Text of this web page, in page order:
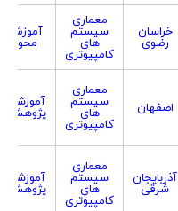
خراسان
رضوی
معماری
سیستم
های
کامپیوتری
آموزش
محور
اصفهان
معماری
سیستم
های
کامپیوتری
آموزشی
پژوهشی
آذربایجان
شرقی
معماری
سیستم
های
کامپیوتری
آموزشی
پژوهشی